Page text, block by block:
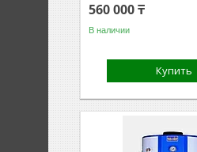
560 000 ₸
В наличии
Купить